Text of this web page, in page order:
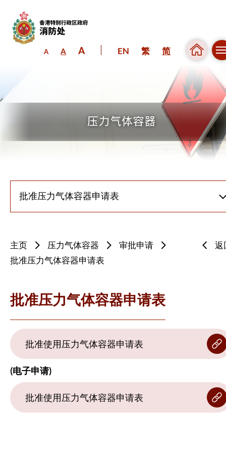
A A A EN 繁 简
主页 压力气体容器
审批申请
批准压力气体容器申请表
返
批准压力气体容器申请表
批准使用压力气体容器申请表
(电子申请)
批准使用压力气体容器申请表